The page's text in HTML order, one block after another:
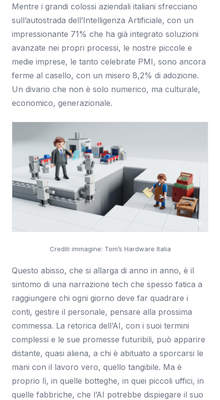
Mentre i grandi colossi aziendali italiani sfrecciano
sull’autostrada dell’Intelligenza Artificiale, con un
impressionante 71% che ha già integrato soluzioni
avanzate nei propri processi, le nostre piccole e
medie imprese, le tanto celebrate PMI, sono ancora
ferme al casello, con un misero 8,2% di adozione.
Un divario che non è solo numerico, ma culturale,
economico, generazionale.
Crediti immagine: Tom’s Hardware Italia
Questo abisso, che si allarga di anno in anno, è il
sintomo di una narrazione tech che spesso fatica a
raggiungere chi ogni giorno deve far quadrare i
conti, gestire il personale, pensare alla prossima
commessa. La retorica dell’AI, con i suoi termini
complessi e le sue promesse futuribili, può apparire
distante, quasi aliena, a chi è abituato a sporcarsi le
mani con il lavoro vero, quello tangibile. Ma è
proprio lì, in quelle botteghe, in quei piccoli uffici, in
quelle fabbriche, che l’AI potrebbe dispiegare il suo